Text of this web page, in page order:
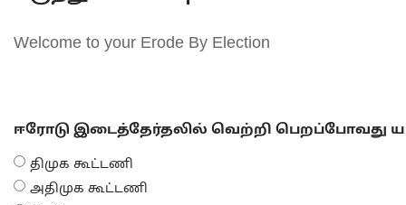
Welcome to your Erode By Election
ஈரோடு இடைத்தேர்தலில் வெற்றி பெறப்போவது
திமுக கூட்டணி
அதிமுக கூட்டணி